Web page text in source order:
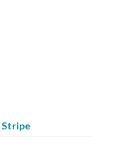
Stripe